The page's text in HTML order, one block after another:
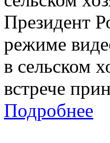
Президент
режиме
в сельском
встрече
Подробнее